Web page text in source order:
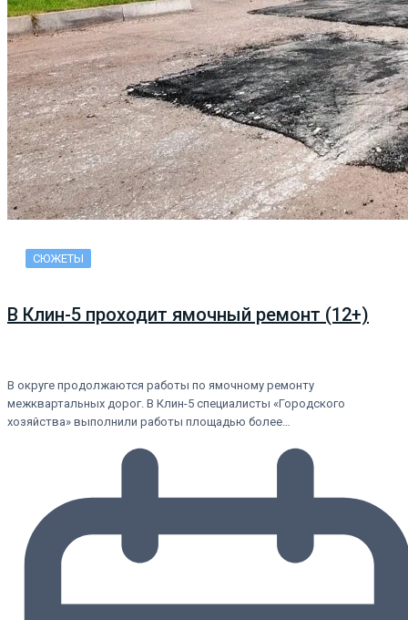
СЮЖЕТЫ
В Клин-5 проходит ямочный ремонт (12+)
В округе продолжаются работы по ямочному ремонту
межквартальных дорог. В Клин-5 специалисты «Городского
хозяйства» выполнили работы площадью более…